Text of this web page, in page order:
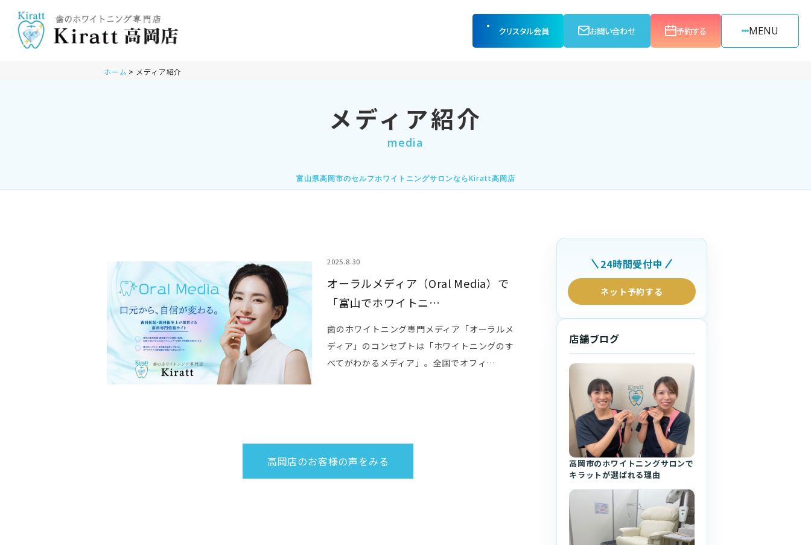
クリスタル会員 お問い合わせ 予約する MENU
ホーム メディア紹介
メディア紹介
media
富山県高岡市のセルフホワイトニングサロンならKiratt高岡店
2025.8.30
オーラルメディア（Oral Media）で
「富山でホワイトニ…
歯のホワイトニング専門メディア「オーラルメ
ディア」のコンセプトは「ホワイトニングのす
べてがわかるメディア」。全国でオフィ…
高岡店のお客様の声をみる
24時間受付中
ネット予約する
店舗ブログ
高岡市のホワイトニングサロンで
キラットが選ばれる理由